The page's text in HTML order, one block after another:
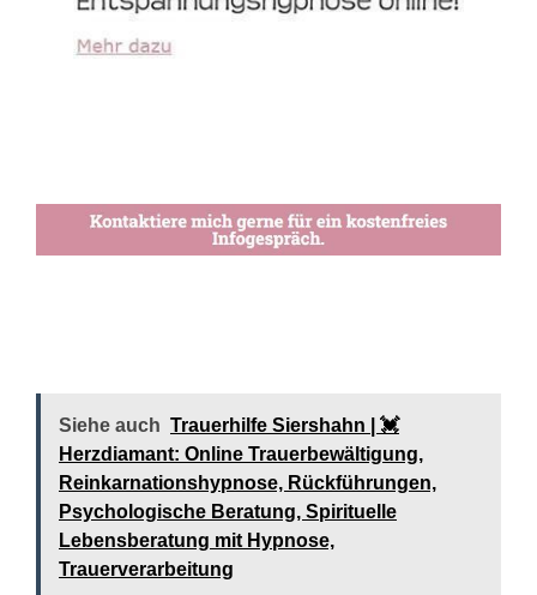
Siehe auch Trauerhilfe Siershahn | 💓️️
Herzdiamant: Online Trauerbewältigung,
Reinkarnationshypnose, Rückführungen,
Psychologische Beratung, Spirituelle
Lebensberatung mit Hypnose,
Trauerverarbeitung